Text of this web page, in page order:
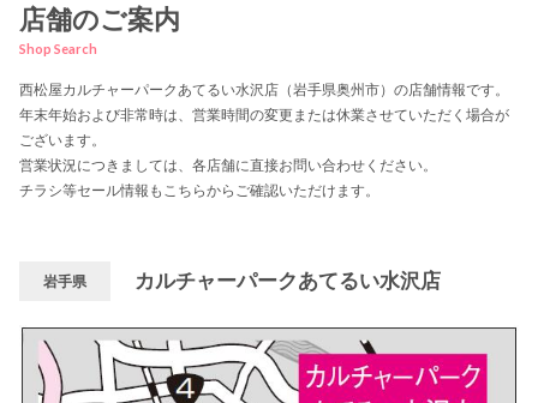
店舗のご案内
Shop Search
西松屋カルチャーパークあてるい水沢店（岩手県奥州市）の店舗情報です。
年末年始および非常時は、営業時間の変更または休業させていただく場合が
ございます。
営業状況につきましては、各店舗に直接お問い合わせください。
チラシ等セール情報もこちらからご確認いただけます。
岩手県 カルチャーパークあてるい水沢店